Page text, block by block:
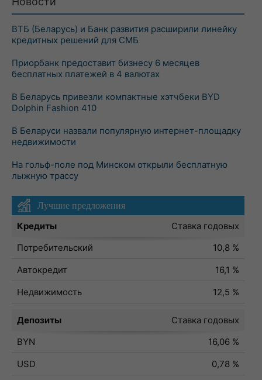
ВТБ (Беларусь) и Банк развития расширили линейку
кредитных решений для СМБ
Приорбанк предоставит бизнесу 6 месяцев
бесплатных платежей в 4 валютах
В Беларусь привезли компактные хэтчбеки BYD
Dolphin Fashion 410
В Беларуси назвали популярную интернет-площадку
недвижимости
На гольф-поле под Минском открыли бесплатную
лыжную трассу
Лучшие предложения
Кредиты
Ставка годовых
Потребительский
10,8 %
Автокредит
16,1 %
Недвижимость
12,5 %
Депозиты
Ставка годовых
BYN
16,06 %
USD
0,78 %